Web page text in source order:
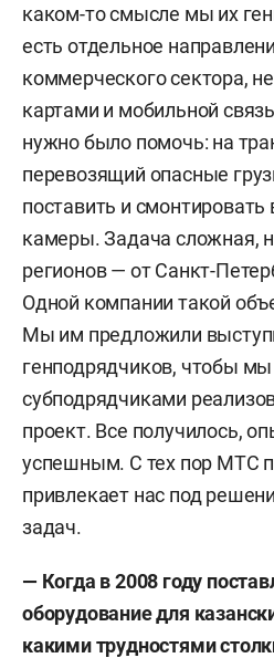
каком-то смысле мы их
есть отдельное
коммерческого сектора,
картами и мобильной
нужно было помочь: на
перевозящий опасные
поставить и
камеры. Задача сложная,
регионов — от Санкт-
Одной компании такой
Мы им предложили
генподрядчиков, чтобы
субподрядчиками
проект. Все получилось,
успешным. С тех пор МТС
привлекает нас под
задач.
— Когда в 2008 году
оборудование для
какими трудностями